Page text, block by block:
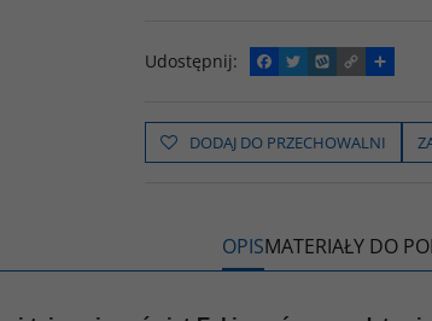
Udostępnij:
F
a
e
b
o
T
w
t
t
e
W
y
o
p
C
o
y
L
i
P
o
z
i
e
ę
DODAJ DO PRZECHOWALNI
OPISMATERIAŁY DO